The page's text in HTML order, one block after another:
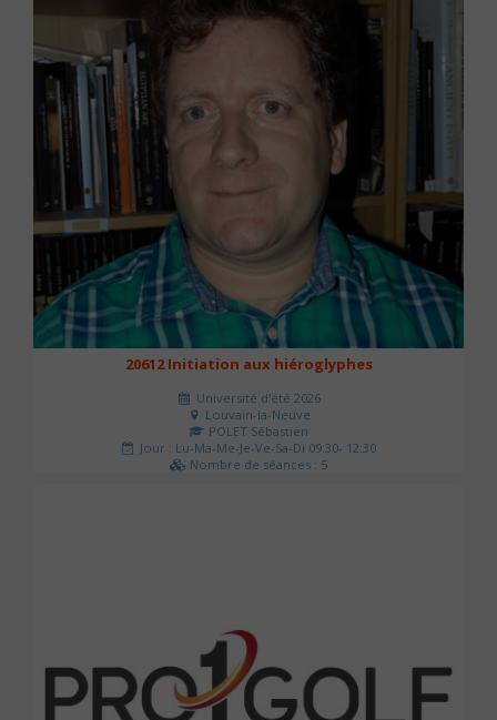
20612 Initiation aux hiéroglyphes
Université d'été 2026
Louvain-la-Neuve
POLET Sébastien
Jour : Lu-Ma-Me-Je-Ve-Sa-Di 09:30- 12:30
Nombre de séances : 5